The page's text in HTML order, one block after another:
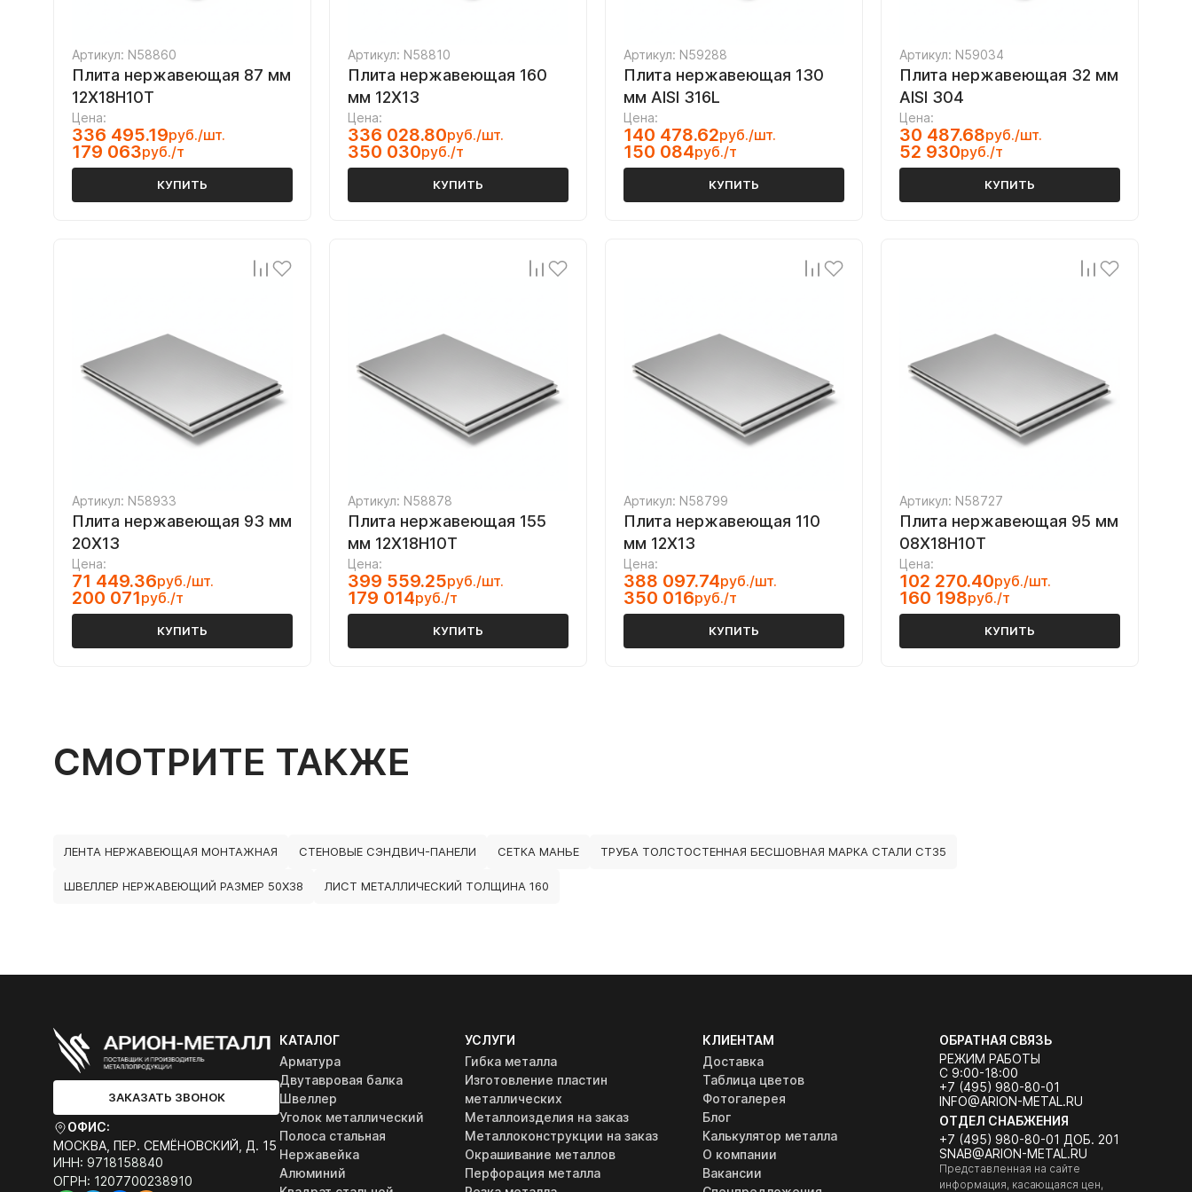
Артикул: N58860
Плита нержавеющая 87 мм
12Х18Н10Т
Цена:
336 495.19руб./шт.
179 063руб./т
КУПИТЬ
Артикул: N58810
Плита нержавеющая 160
мм 12Х13
Цена:
336 028.80руб./шт.
350 030руб./т
КУПИТЬ
Артикул: N59288
Плита нержавеющая 130
мм AISI 316L
Цена:
140 478.62руб./шт.
150 084руб./т
КУПИТЬ
Артикул: N59034
Плита нержавеющая 32 мм
AISI 304
Цена:
30 487.68руб./шт.
52 930руб./т
КУПИТЬ
Артикул: N58933
Плита нержавеющая 93 мм
20Х13
Цена:
71 449.36руб./шт.
200 071руб./т
КУПИТЬ
Артикул: N58878
Плита нержавеющая 155
мм 12Х18Н10Т
Цена:
399 559.25руб./шт.
179 014руб./т
КУПИТЬ
Артикул: N58799
Плита нержавеющая 110
мм 12Х13
Цена:
388 097.74руб./шт.
350 016руб./т
КУПИТЬ
Артикул: N58727
Плита нержавеющая 95 мм
08Х18Н10Т
Цена:
102 270.40руб./шт.
160 198руб./т
КУПИТЬ
СМОТРИТЕ ТАКЖЕ
ЛЕНТА НЕРЖАВЕЮЩАЯ МОНТАЖНАЯ СТЕНОВЫЕ СЭНДВИЧ-ПАНЕЛИ СЕТКА МАНЬЕ ТРУБА ТОЛСТОСТЕННАЯ БЕСШОВНАЯ МАРКА СТАЛИ СТ35
ШВЕЛЛЕР НЕРЖАВЕЮЩИЙ РАЗМЕР 50Х38 ЛИСТ МЕТАЛЛИЧЕСКИЙ ТОЛЩИНА 160
ЗАКАЗАТЬ ЗВОНОК
ОФИС:
МОСКВА, ПЕР. СЕМЁНОВСКИЙ, Д. 15
ИНН: 9718158840
ОГРН: 1207700238910
КАТАЛОГ
Арматура
Двутавровая балка
Швеллер
Уголок металлический
Полоса стальная
Нержавейка
Алюминий
УСЛУГИ
Гибка металла
Изготовление пластин
металлических
Металлоизделия на заказ
Металлоконструкции на заказ
Окрашивание металлов
Перфорация металла
КЛИЕНТАМ
Доставка
Таблица цветов
Фотогалерея
Блог
Калькулятор металла
О компании
Вакансии
ОБРАТНАЯ СВЯЗЬ
РЕЖИМ РАБОТЫ
С 9:00-18:00
+7 (495) 980-80-01
INFO@ARION-METAL.RU
ОТДЕЛ СНАБЖЕНИЯ
+7 (495) 980-80-01 ДОБ. 201
SNAB@ARION-METAL.RU
Представленная на сайте
информация, касающаяся цен,